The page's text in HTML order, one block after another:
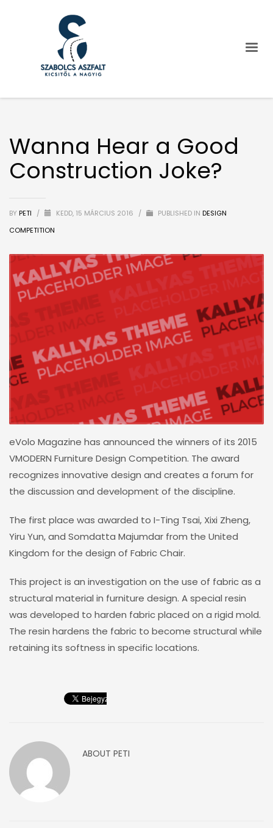
Wanna Hear a Good
Construction Joke?
BY PETI / KEDD, 15 MÁRCIUS 2016 / PUBLISHED IN DESIGN
COMPETITION
eVolo Magazine has announced the winners of its 2015
VMODERN Furniture Design Competition. The award
recognizes innovative design and creates a forum for
the discussion and development of the discipline.
The first place was awarded to I-Ting Tsai, Xixi Zheng,
Yiru Yun, and Somdatta Majumdar from the United
Kingdom for the design of Fabric Chair.
This project is an investigation on the use of fabric as a
structural material in furniture design. A special resin
was developed to harden fabric placed on a rigid mold.
The resin hardens the fabric to become structural while
retaining its softness in specific locations.
ABOUT PETI